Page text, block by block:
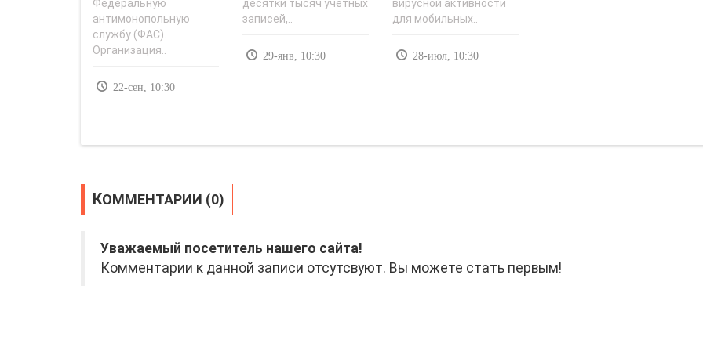
Федеральную
антимонопольную
службу (ФАС).
Организация..
22-сен, 10:30
десятки тысяч учетных
записей,..
29-янв, 10:30
вирусной активности
для мобильных..
28-июл, 10:30
КОММЕНТАРИИ (0)
Уважаемый посетитель нашего сайта!
Комментарии к данной записи отсутсвуют. Вы можете стать первым!